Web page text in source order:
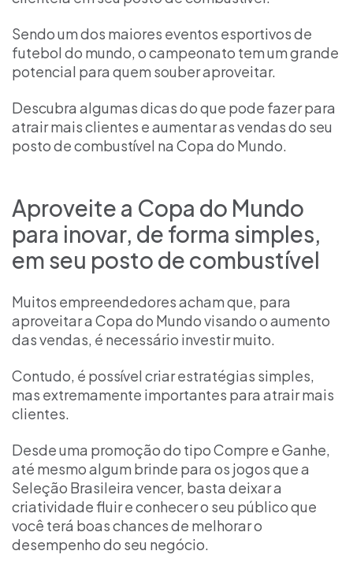
Sendo um dos maiores eventos esportivos de
futebol do mundo, o campeonato tem um grande
potencial para quem souber aproveitar.
Descubra algumas dicas do que pode fazer para
atrair mais clientes e aumentar as vendas do seu
posto de combustível na Copa do Mundo.
Aproveite a Copa do Mundo
para inovar, de forma simples,
em seu posto de combustível
Muitos empreendedores acham que, para
aproveitar a Copa do Mundo visando o aumento
das vendas, é necessário investir muito.
Contudo, é possível criar estratégias simples,
mas extremamente importantes para atrair mais
clientes.
Desde uma promoção do tipo Compre e Ganhe,
até mesmo algum brinde para os jogos que a
Seleção Brasileira vencer, basta deixar a
criatividade fluir e conhecer o seu público que
você terá boas chances de melhorar o
desempenho do seu negócio.